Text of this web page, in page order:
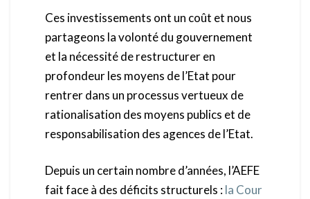
Ces investissements ont un coût et nous
partageons la volonté du gouvernement
et la nécessité de restructurer en
profondeur les moyens de l’Etat pour
rentrer dans un processus vertueux de
rationalisation des moyens publics et de
responsabilisation des agences de l’Etat.
Depuis un certain nombre d’années, l’AEFE
fait face à des déficits structurels :la Cour